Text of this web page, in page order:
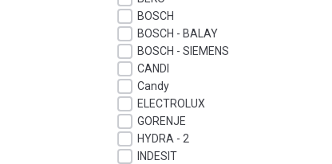
BOSCH
BOSCH - BALAY
BOSCH - SIEMENS
CANDI
Candy
ELECTROLUX
GORENJE
HYDRA - 2
INDESIT